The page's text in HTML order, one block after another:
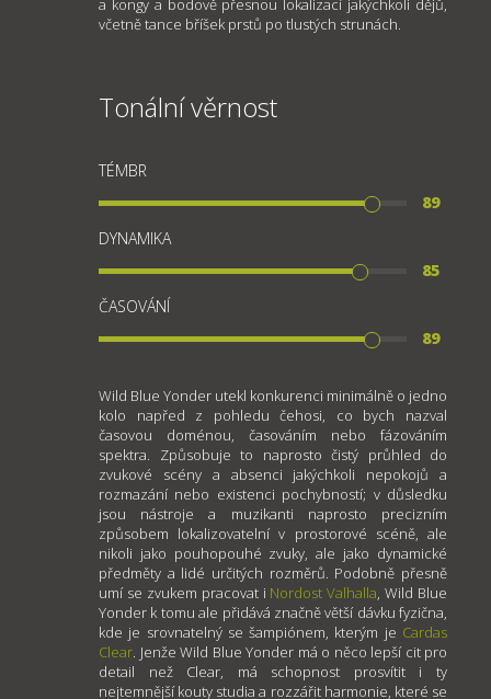
a kongy a bodově přesnou lokalizací jakýchkoli dějů,
včetně tance bříšek prstů po tlustých strunách.
Tonální věrnost
TÉMBR
89
DYNAMIKA
85
ČASOVÁNÍ
89
Wild Blue Yonder utekl konkurenci minimálně o jedno
kolo napřed z pohledu čehosi, co bych nazval
časovou doménou, časováním nebo fázováním
spektra. Způsobuje to naprosto čistý průhled do
zvukové scény a absenci jakýchkoli nepokojů a
rozmazání nebo existenci pochybností; v důsledku
jsou nástroje a muzikanti naprosto precizním
způsobem lokalizovatelní v prostorové scéně, ale
nikoli jako pouhopouhé zvuky, ale jako dynamické
předměty a lidé určitých rozměrů. Podobně přesně
umí se zvukem pracovat i Nordost Valhalla, Wild Blue
Yonder k tomu ale přidává značně větší dávku fyzična,
kde je srovnatelný se šampiónem, kterým je Cardas
Clear. Jenže Wild Blue Yonder má o něco lepší cit pro
detail než Clear, má schopnost prosvítit i ty
nejtemnější kouty studia a rozzářit harmonie, které se